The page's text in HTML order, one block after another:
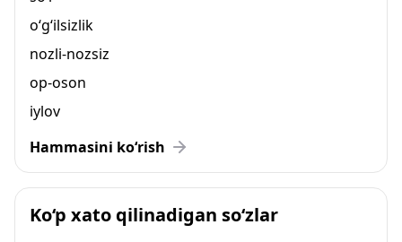
o‘g‘ilsizlik
nozli-nozsiz
op-oson
iylov
Hammasini ko‘rish
Ko‘p xato qilinadigan so‘zlar